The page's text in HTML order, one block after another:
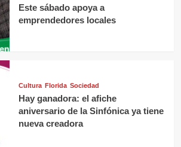
Este sábado apoya a
emprendedores locales
Cultura Florida Sociedad
Hay ganadora: el afiche
aniversario de la Sinfónica ya tiene
nueva creadora